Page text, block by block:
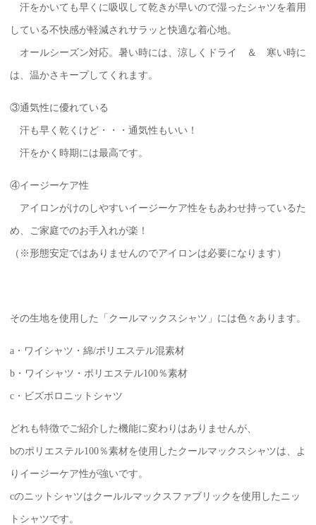
汗をかいても早くに吸収して乾きが早いので湿ったシャツを着用
している不快感が軽減されサラッと快適な着心地。
オールシーズン対応。暑い時には、涼しくドライ ＆ 寒い時に
は、温かさキープしてくれます。
③通気性に優れている
汗も早く乾くけど・・・通気性もいい！
汗をかく時期には最高です。
④イージーケア性
アイロンがけのしやすいイージーケア性をもあわせ持っているた
め、ご家庭でのお手入れが楽！
（※形態安定ではありませんのでアイロンは必要になります）
その生地を使用した「クールマックスシャツ」には色々あります。
a・ワイシャツ・綿/ポリエステル混素材
b・ワイシャツ・ポリエステル100％素材
c・ビズポロニットシャツ
どれも特徴でご紹介した機能に変わりはありませんが、
bのポリエステル100％素材を使用したクールマックスシャツは、よ
りイージーケア性が強いです。
cのニットシャツはクールルマックスファブリックを使用したニッ
トシャツです。